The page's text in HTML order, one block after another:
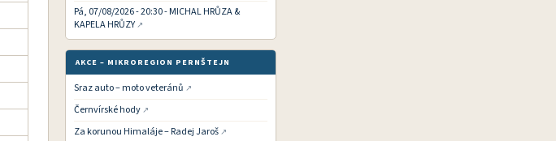
Pá, 07/08/2026 - 20:30 - MICHAL HRŮZA &
KAPELA HRŮZY
AKCE – MIKROREGION PERNŠTEJN
Sraz auto – moto veteránů
Černvírské hody
Za korunou Himaláje – Radej Jaroš